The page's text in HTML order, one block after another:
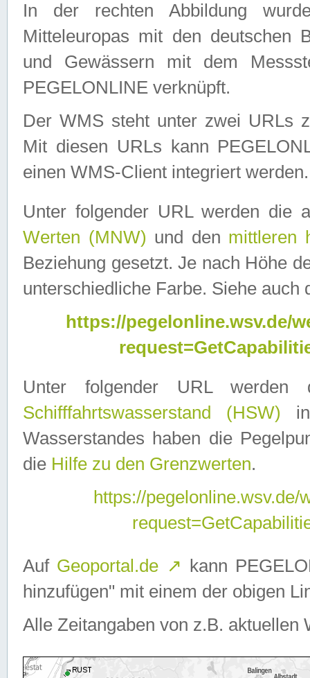
In der rechten Abbildung
Mitteleuropas mit den deutschen
und Gewässern mit dem
PEGELONLINE verknüpft.
Der WMS steht unter zwei URLs
Mit diesen URLs kann
einen WMS-Client integriert werden.
Unter folgender URL werden die
Werten (MNW) und den mittleren
Beziehung gesetzt. Je nach Höhe
unterschiedliche Farbe. Siehe auch
https://pegelonline.wsv.de/
Unter folgender URL
Schifffahrtswasserstand (HSW)
Wasserstandes haben die
die Hilfe zu den Grenzwerten.
https://
Auf Geoportal.de ↗ kann
hinzufügen" mit einem der obigen
Alle Zeitangaben von z.B. aktuellen